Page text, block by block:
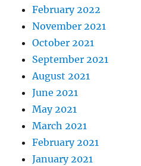
February 2022
November 2021
October 2021
September 2021
August 2021
June 2021
May 2021
March 2021
February 2021
January 2021